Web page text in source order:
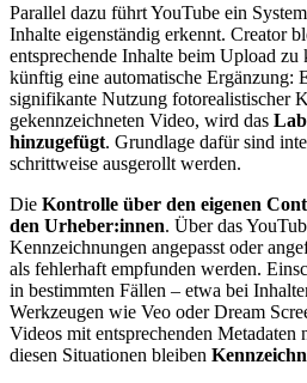
Parallel dazu führt YouTube ein
Inhalte eigenständig erkennt. Creator
entsprechende Inhalte beim Upload
künftig eine automatische Ergänzung:
signifikante Nutzung fotorealistischer
gekennzeichneten Video, wird das
hinzugefügt. Grundlage dafür sind
schrittweise ausgerollt werden.
Die Kontrolle über den eigenen
den Urheber:innen. Über das
Kennzeichnungen angepasst oder
als fehlerhaft empfunden werden.
in bestimmten Fällen – etwa bei
Werkzeugen wie Veo oder Dream
Videos mit entsprechenden Metadaten
diesen Situationen bleiben